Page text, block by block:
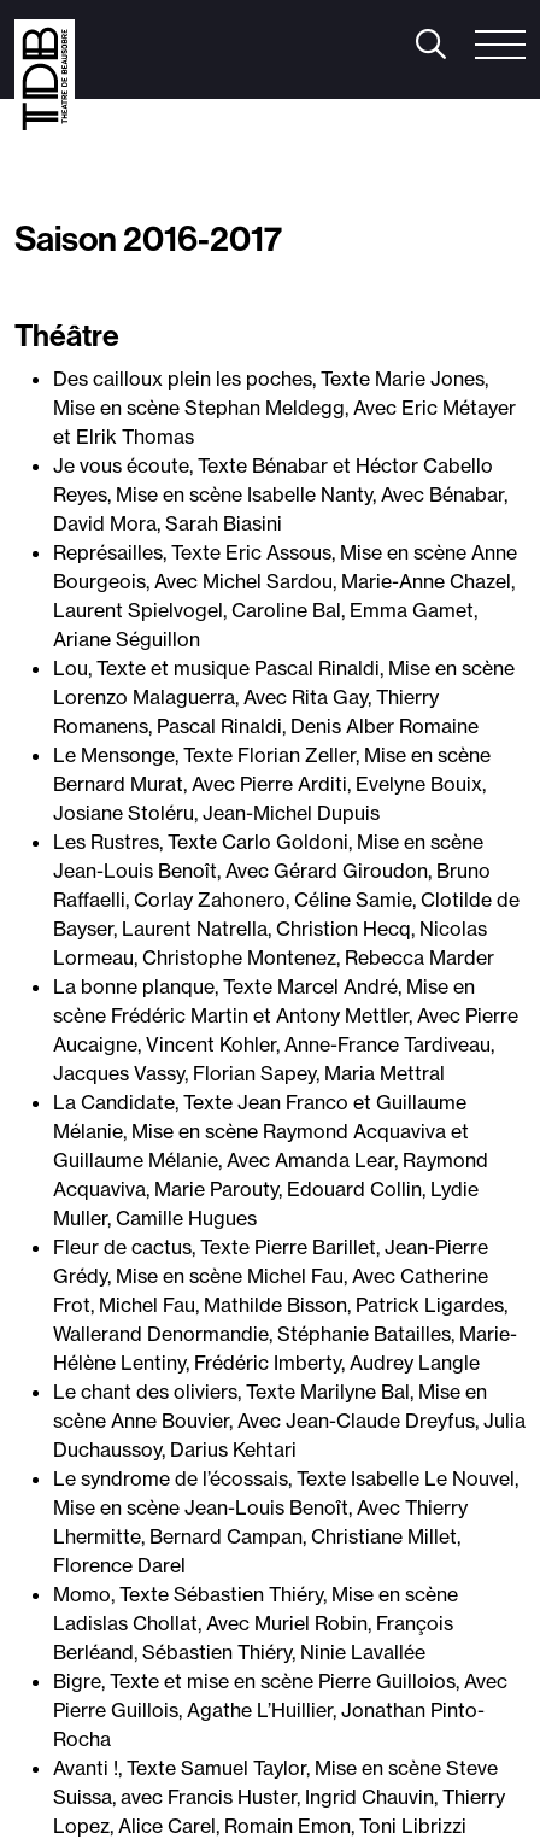
2026/2027
famille /
Natacha Calestrémé
Festival
Pratique
Le Cube
Saison 2016-2017
Théâtre
Des cailloux plein les poches, Texte Marie Jones,
Mise en scène Stephan Meldegg, Avec Eric Métayer
et Elrik Thomas
Je vous écoute, Texte Bénabar et Héctor Cabello
Reyes, Mise en scène Isabelle Nanty, Avec Bénabar,
David Mora, Sarah Biasini
Représailles, Texte Eric Assous, Mise en scène Anne
Bourgeois, Avec Michel Sardou, Marie-Anne Chazel,
Laurent Spielvogel, Caroline Bal, Emma Gamet,
Ariane Séguillon
Lou, Texte et musique Pascal Rinaldi, Mise en scène
Lorenzo Malaguerra, Avec Rita Gay, Thierry
Romanens, Pascal Rinaldi, Denis Alber Romaine
Le Mensonge, Texte Florian Zeller, Mise en scène
Bernard Murat, Avec Pierre Arditi, Evelyne Bouix,
Josiane Stoléru, Jean-Michel Dupuis
Les Rustres, Texte Carlo Goldoni, Mise en scène
Jean-Louis Benoît, Avec Gérard Giroudon, Bruno
Raffaelli, Corlay Zahonero, Céline Samie, Clotilde de
Bayser, Laurent Natrella, Christion Hecq, Nicolas
Lormeau, Christophe Montenez, Rebecca Marder
La bonne planque, Texte Marcel André, Mise en
scène Frédéric Martin et Antony Mettler, Avec Pierre
Aucaigne, Vincent Kohler, Anne-France Tardiveau,
Jacques Vassy, Florian Sapey, Maria Mettral
La Candidate, Texte Jean Franco et Guillaume
Mélanie, Mise en scène Raymond Acquaviva et
Guillaume Mélanie, Avec Amanda Lear, Raymond
Acquaviva, Marie Parouty, Edouard Collin, Lydie
Muller, Camille Hugues
Fleur de cactus, Texte Pierre Barillet, Jean-Pierre
Grédy, Mise en scène Michel Fau, Avec Catherine
Frot, Michel Fau, Mathilde Bisson, Patrick Ligardes,
Wallerand Denormandie, Stéphanie Batailles, Marie-
Hélène Lentiny, Frédéric Imberty, Audrey Langle
Le chant des oliviers, Texte Marilyne Bal, Mise en
scène Anne Bouvier, Avec Jean-Claude Dreyfus, Julia
Duchaussoy, Darius Kehtari
Le syndrome de l’écossais, Texte Isabelle Le Nouvel,
Mise en scène Jean-Louis Benoît, Avec Thierry
Lhermitte, Bernard Campan, Christiane Millet,
Florence Darel
Momo, Texte Sébastien Thiéry, Mise en scène
Ladislas Chollat, Avec Muriel Robin, François
Berléand, Sébastien Thiéry, Ninie Lavallée
Bigre, Texte et mise en scène Pierre Guilloios, Avec
Pierre Guillois, Agathe L’Huillier, Jonathan Pinto-
Rocha
Avanti !, Texte Samuel Taylor, Mise en scène Steve
Suissa, avec Francis Huster, Ingrid Chauvin, Thierry
Lopez, Alice Carel, Romain Emon, Toni Librizzi